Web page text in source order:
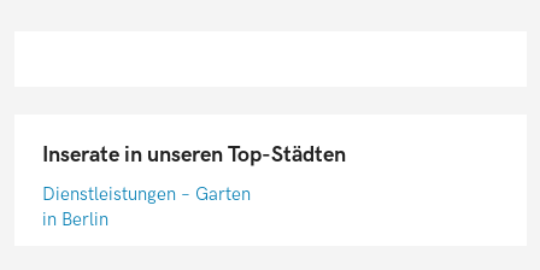
Inserate in unseren Top-Städten
Dienstleistungen – Garten
in Berlin